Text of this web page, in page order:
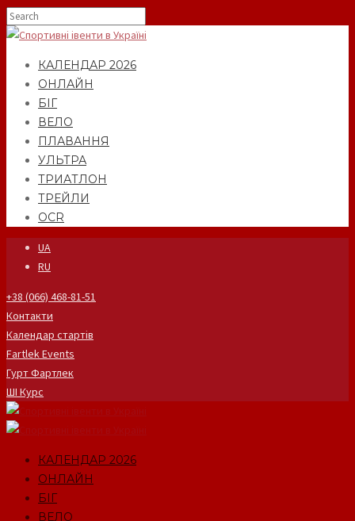
КАЛЕНДАР 2026
ОНЛАЙН
БІГ
ВЕЛО
ПЛАВАННЯ
УЛЬТРА
ТРИАТЛОН
ТРЕЙЛИ
OCR
UA
RU
+38 (066) 468-81-51
Контакти
Календар стартів
Fartlek Events
Гурт Фартлек
ШІ Курс
КАЛЕНДАР 2026
ОНЛАЙН
БІГ
ВЕЛО